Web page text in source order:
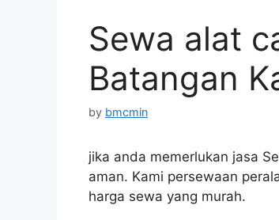
Sewa alat
Batangan
by bmcmin
jika anda memerlukan jasa
aman. Kami persewaan
harga sewa yang murah.